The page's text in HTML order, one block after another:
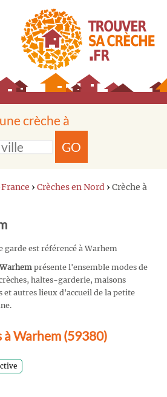
crèche à
GO
› Crèches en Nord › Crèche à
garde est référencé à Warhem
présente l'ensemble modes de
haltes-garderie, maisons
et autres lieux d'accueil de la petite
à Warhem (59380)